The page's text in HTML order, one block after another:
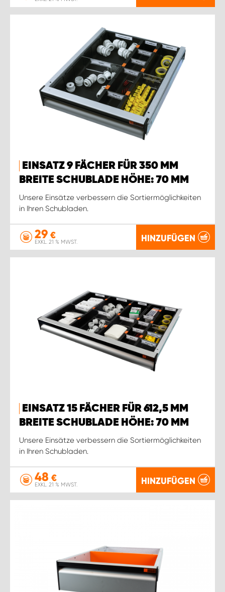
EINSATZ 9 FÄCHER FÜR 350 MM
BREITE SCHUBLADE HÖHE: 70 MM
Unsere Einsätze verbessern die Sortiermöglichkeiten
in Ihren Schubladen.
29 €
EXKL. 21 % MWST. HINZUFÜGEN
EINSATZ 15 FÄCHER FÜR 612,5 MM
BREITE SCHUBLADE HÖHE: 70 MM
Unsere Einsätze verbessern die Sortiermöglichkeiten
in Ihren Schubladen.
48 €
EXKL. 21 % MWST. HINZUFÜGEN